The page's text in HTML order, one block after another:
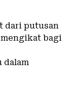
dari putusan
mengikat bagi
dalam